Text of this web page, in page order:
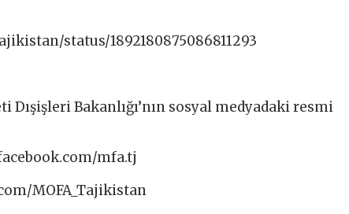
status/1892180875086811293
Bakanlığı’nın sosyal medyadaki resmi
mfa.tj​
MOFA_Tajikistan​